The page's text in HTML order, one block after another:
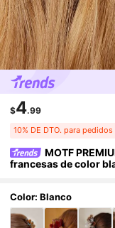
$4.99
10% DE DTO. para
MOTF
francesas de color
Color: Blanco